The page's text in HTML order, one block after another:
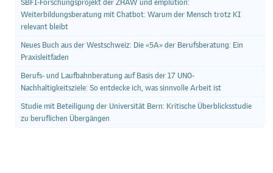
Weiterbildungsberatung mit Chatbot: Warum der Mensch trotz KI
relevant bleibt
Neues Buch aus der Westschweiz: Die «5A» der Berufsberatung: Ein
Praxisleitfaden
Berufs- und Laufbahnberatung auf Basis der 17 UNO-
Nachhaltigkeitsziele: So entdecke ich, was sinnvolle Arbeit ist
Studie mit Beteiligung der Universität Bern: Kritische Überblicksstudie
zu beruflichen Übergängen